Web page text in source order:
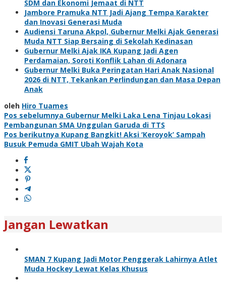
SDM dan Ekonomi Jemaat di NTT
Jambore Pramuka NTT Jadi Ajang Tempa Karakter
dan Inovasi Generasi Muda
Audiensi Taruna Akpol, Gubernur Melki Ajak Generasi
Muda NTT Siap Bersaing di Sekolah Kedinasan
Gubernur Melki Ajak IKA Kupang Jadi Agen
Perdamaian, Soroti Konflik Lahan di Adonara
Gubernur Melki Buka Peringatan Hari Anak Nasional
2026 di NTT, Tekankan Perlindungan dan Masa Depan
Anak
oleh Hiro Tuames
Navigasi
pos
Pos sebelumnya Gubernur Melki Laka Lena Tinjau Lokasi
Pembangunan SMA Unggulan Garuda di TTS
Pos berikutnya Kupang Bangkit! Aksi ‘Keroyok’ Sampah
Busuk Pemuda GMIT Ubah Wajah Kota
Jangan Lewatkan
SMAN 7 Kupang Jadi Motor Penggerak Lahirnya Atlet
Muda Hockey Lewat Kelas Khusus